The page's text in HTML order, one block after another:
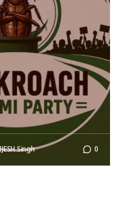
Singh 0